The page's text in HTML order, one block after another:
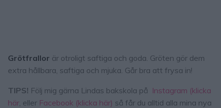
Grötfrallor är otroligt saftiga och goda. Gröten gör dem
extra hållbara, saftiga och mjuka. Går bra att frysa in!
TIPS! Följ mig gärna Lindas bakskola på Instagram (klicka
här , eller Facebook (klicka här) så får du alltid alla mina nya